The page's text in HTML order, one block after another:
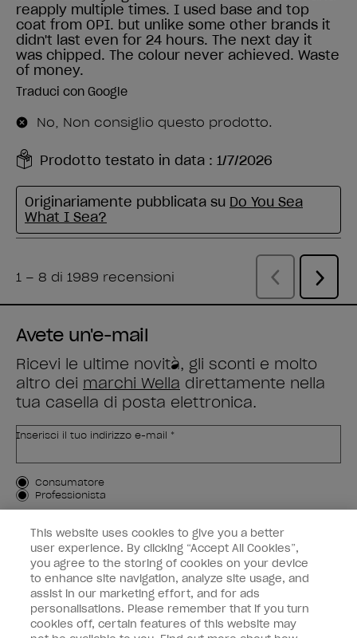
Avete un'e-mail
Ricevi le ultime novità, gli sconti e molto
altro dei marchi Wella direttamente nella
tua casella di posta elettronica.
Inserisci il tuo indirizzo e-mail *
Tipo di cliente
Consumatore
Professionista
ISCRIVIMI
Informazioni per i clienti
OPI & voi
This website uses cookies to give you a better
user experience. By clicking “Accept All Cookies”,
you agree to the storing of cookies on your device
to enhance site navigation, analyze site usage, and
assist in our marketing effort, and for ads
personalisations. Please remember that if you turn
cookies off, certain features of this website may